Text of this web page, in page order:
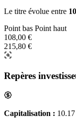
Le titre évolue entre
Point bas Point haut
108,00 €
215,80 €
Repères
Capitalisation :